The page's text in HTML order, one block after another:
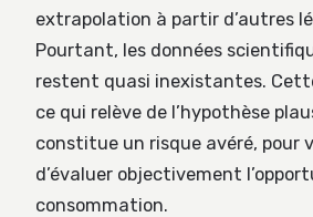
extrapolation à partir d’autres
Pourtant, les données
restent quasi inexistantes.
ce qui relève de l’hypothèse
constitue un risque avéré, pour
d’évaluer objectivement
consommation.